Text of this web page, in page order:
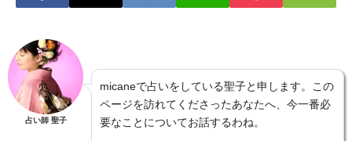
占い師 聖子
micaneで占いをしている聖子と申します。この
ページを訪れてくださったあなたへ、今一番必
要なことについてお話するわね。